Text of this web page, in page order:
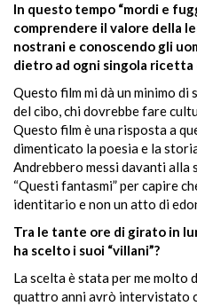
In questo tempo “mordi e
comprendere il valore della
nostrani e conoscendo gli
dietro ad ogni singola ricetta
Questo film mi dà un minimo di
del cibo, chi dovrebbe fare
Questo film è una risposta a
dimenticato la poesia e la
Andrebbero messi davanti alla
“Questi fantasmi” per capire
identitario e non un atto di
Tra le tante ore di girato in
ha scelto i suoi “villani”?
La scelta è stata per me molto
quattro anni avrò intervistato